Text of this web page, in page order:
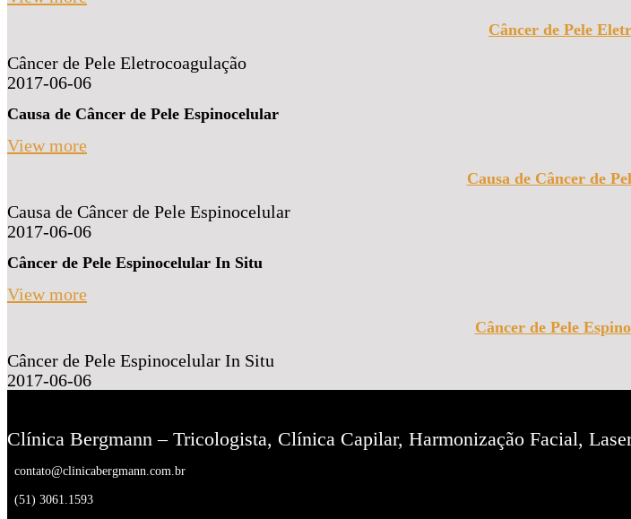
Câncer de Pele
Câncer de Pele Eletrocoagulação
2017-06-06
Causa de Câncer de Pele Espinocelular
View more
Causa de Câncer de
Causa de Câncer de Pele Espinocelular
2017-06-06
Câncer de Pele Espinocelular In Situ
View more
Câncer de Pele
Câncer de Pele Espinocelular In Situ
2017-06-06
Clínica Bergmann – Tricologista, Clínica Capilar, Harmonização Facial,
contato@clinicabergmann.com.br
(51) 3061.1593